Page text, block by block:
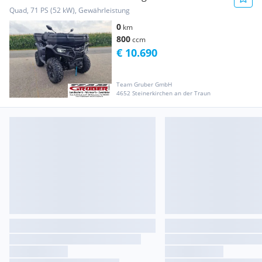
Stückzahl ...
Quad, 71 PS (52 kW), Gewährleistung
0 km
800ccm
Team Gruber GmbH
4652 Steinerkirchen an der Traun
€ 10.690